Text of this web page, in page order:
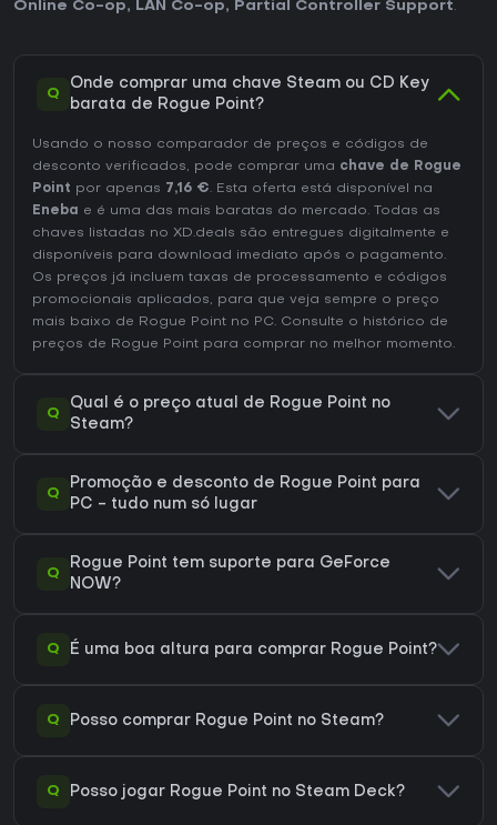
Online Co-op, LAN Co-op, Partial Controller Support.
Q
Onde comprar uma chave Steam ou CD Key
barata de Rogue Point?
Usando o nosso comparador de preços e códigos de
desconto verificados, pode comprar uma chave de Rogue
Point por apenas 7,16 €. Esta oferta está disponível na
Eneba
e é uma das mais baratas do mercado. Todas as
chaves listadas no XD.deals são entregues digitalmente e
disponíveis para download imediato após o pagamento.
Os preços já incluem taxas de processamento e códigos
promocionais aplicados, para que veja sempre o preço
mais baixo de Rogue Point no PC. Consulte o histórico de
preços de Rogue Point para comprar no melhor momento.
Q
Qual é o preço atual de Rogue Point no
Steam?
Q
Promoção e desconto de Rogue Point para
PC - tudo num só lugar
Q
Rogue Point tem suporte para GeForce
NOW?
Q É uma boa altura para comprar Rogue Point?
Q Posso comprar Rogue Point no Steam?
Q Posso jogar Rogue Point no Steam Deck?